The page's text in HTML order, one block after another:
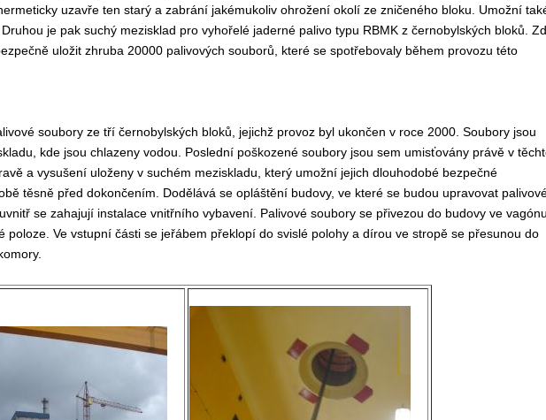
uzavře ten starý a zabrání jakémukoliv ohrožení okolí ze zničeného bloku. Umožní
je pak suchý mezisklad pro vyhořelé jaderné palivo typu RBMK z černobylských bloků.
uložit zhruba 20000 palivových souborů, které se spotřebovaly během provozu této
soubory ze tří černobylských bloků, jejichž provoz byl ukončen v roce 2000. Soubory jsou
kde jsou chlazeny vodou. Poslední poškozené soubory jsou sem umisťovány právě v
a vysušení uloženy v suchém meziskladu, který umožní jejich dlouhodobé bezpečné
těsně před dokončením. Dodělává se opláštění budovy, ve které se budou upravovat
se zahajují instalace vnitřního vybavení. Palivové soubory se přivezou do budovy ve
poloze. Ve vstupní části se jeřábem překlopí do svislé polohy a dírou ve stropě se přesunou do